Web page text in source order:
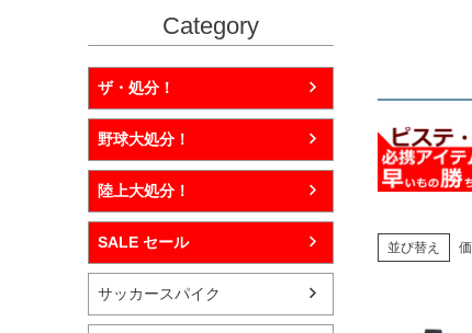
Category
ザ・処分！
野球大処分！
陸上大処分！
SALE セール
サッカースパイク
並び替え